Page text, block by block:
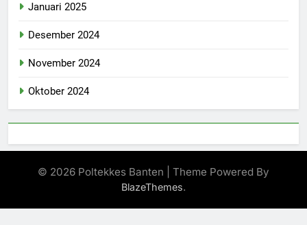
Januari 2025
Desember 2024
November 2024
Oktober 2024
© 2026 Poltekkes Banten | Theme Powered By
BlazeThemes.